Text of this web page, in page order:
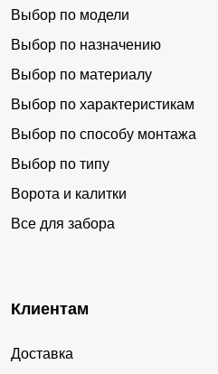
Выбор по модели
Выбор по назначению
Выбор по материалу
Выбор по характеристикам
Выбор по способу монтажа
Выбор по типу
Ворота и калитки
Все для забора
Клиентам
Доставка